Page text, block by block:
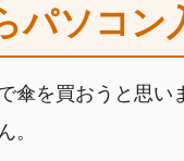
パソコン
傘を買おうと思い
。